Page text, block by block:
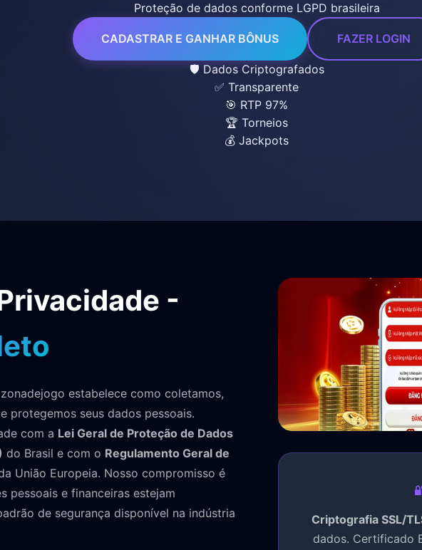
Proteção de dados conforme LGPD brasileira
CADASTRAR E GANHAR BÔNUS FAZER LOGIN
🛡️ Dados Criptografados
✅ Transparente
🎯 RTP 97%
🏆 Torneios
💰 Jackpots
-
estabelece como coletamos,
protegemos seus dados pessoais.
com a Lei Geral de Proteção de Dados
do Brasil e com o Regulamento Geral de
União Europeia. Nosso compromisso é
pessoais e financeiras estejam
de segurança disponível na indústria
Criptografia SSL/
dados. Certificado